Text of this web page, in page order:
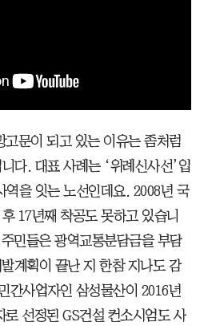
문이 되고 있는 이유는 좀처럼
다. 대표 사례는 ‘위례신사선’입
역을 잇는 노선인데요. 2008년 국
17년째 착공도 못하고 있습니
민들은 광역교통분담금을 부담
계획이 끝난 지 한참 지나도 감
간사업자인 삼성물산이 2016년
선정된 GS건설 컨소시엄도 사